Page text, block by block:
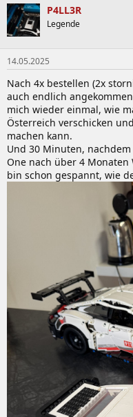
k
t
i
o
n
e
n
:
P4LL3R
Legende
14.05.2025
Nach 4x bestellen (2x
auch endlich
mich wieder einmal, wie
Österreich verschicken
machen kann.
Und 30 Minuten,
One nach über 4
bin schon gespannt, wie